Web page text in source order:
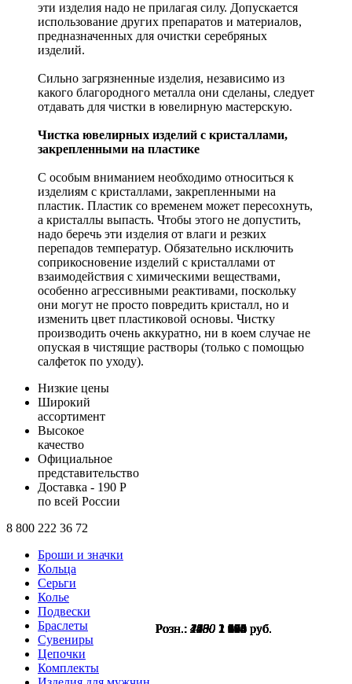
Розн.: 4100 1 845 руб.
Розн.: 4430 1 994 руб.
Розн.: 4430 1 994 руб.
Розн.: 4950 2 228 руб.
Розн.: 1600 1 200 руб.
Розн.: 1600 1 200 руб.
Розн.: 1550 1 163 руб.
Розн.: 2230 1 673 руб.
Розн.: 2480 1 860 руб.
Розн.: 2230 1 673 руб.
Розн.: 2180 1 635 руб.
эти изделия надо не прилагая силу. Допускается
использование других препаратов и материалов,
предназначенных для очистки серебряных
изделий.
Сильно загрязненные изделия, независимо из
какого благородного металла они сделаны, следует
отдавать для чистки в ювелирную мастерскую.
Чистка ювелирных изделий с кристаллами,
закрепленными на пластике
С особым вниманием необходимо относиться к
изделиям с кристаллами, закрепленными на
пластик. Пластик со временем может пересохнуть,
а кристаллы выпасть. Чтобы этого не допустить,
надо беречь эти изделия от влаги и резких
перепадов температур. Обязательно исключить
соприкосновение изделий с кристаллами от
взаимодействия с химическими веществами,
особенно агрессивными реактивами, поскольку
они могут не просто повредить кристалл, но и
изменить цвет пластиковой основы. Чистку
производить очень аккуратно, ни в коем случае не
опуская в чистящие растворы (только с помощью
салфеток по уходу).
Низкие цены
Широкий
ассортимент
Высокое
качество
Официальное
представительство
Доставка - 190 Р
по всей России
8 800 222 36 72
Броши и значки
Кольца
Серьги
Колье
Подвески
Браслеты
Сувениры
Цепочки
Комплекты